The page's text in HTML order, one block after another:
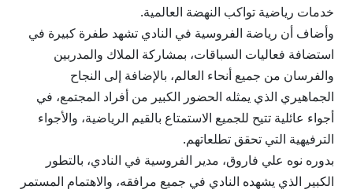
خدمات رياضية تواكب النهضة العالمية.
وأضاف أن رياضة الفروسية في النادي تشهد طفرة كبيرة في
استضافة فعاليات السباقات، بمشاركة الملاك والمدربين
والفرسان من جميع أنحاء العالم، بالإضافة إلى النجاح
الجماهيري الذي يمثله الحضور الكبير من أفراد المجتمع، في
أجواء عائلية تتيح للجميع الاستمتاع بالقيم الرياضية، والأجواء
الترفيهية التي تحقق تطلعاتهم.
بدوره نوه علي فاروق، مدير الفروسية في النادي، بالتطور
الكبير الذي يشهده النادي في جميع مرافقه، والاهتمام المستمر